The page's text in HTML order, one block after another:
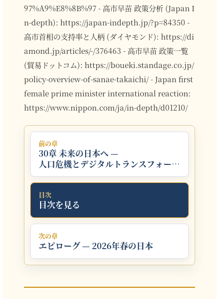
97%A9%E8%8B%97 - 高市早苗 政策分析 (Japan I
n-depth): https://japan-indepth.jp/?p=84350 -
高市首相の支持率と人柄 (ダイヤモンド): https://di
amond.jp/articles/-/376463 - 高市早苗 政策一覧
(貿易ドットコム): https://boueki.standage.co.jp/
policy-overview-of-sanae-takaichi/ - Japan first
female prime minister international reaction:
https://www.nippon.com/ja/in-depth/d01210/
前の章
30章 未来の日本へ —
人口危機とデジタルトランスフォーメ
ーション
目次
目次を見る
次の章
エピローグ — 2026年春の日本